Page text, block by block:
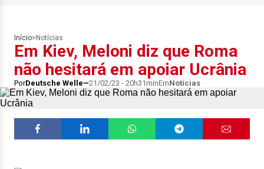
Início> Notícias
Em Kiev, Meloni diz que Roma
não hesitará em apoiar Ucrânia
PorDeutsche Welle 21/02/23 - 20h31minEmNotícias